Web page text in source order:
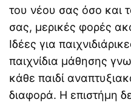
του νέου σας όσο και
σας, μερικές φορές
Ιδέες για
παιχνίδια μάθησης
κάθε παιδί
διαφορά. Η επιστήμη